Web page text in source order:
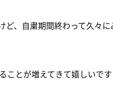
、自粛期間終わって久々
ことが増えてきて嬉しいです